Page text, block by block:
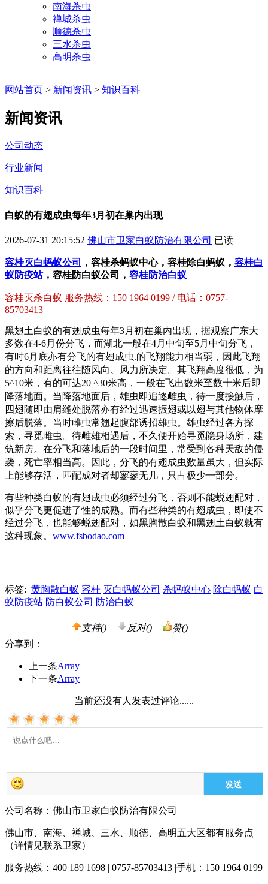
南海杀虫
禅城杀虫
顺德杀虫
三水杀虫
高明杀虫
网站首页 > 新闻资讯 > 知识百科
新闻资讯
公司动态
行业新闻
知识百科
白蚁的有翅成虫每年3月初在巢内出现
2026-07-31 20:15:52 佛山市卫家白蚁防治有限公司 已读
容桂灭白蚂蚁公司 ，容桂杀蚂蚁中心，容桂除白蚂蚁， 容桂白
蚁防疫站，容桂防白蚁公司， 容桂防治白蚁
容桂灭杀白蚁 服务热线：150 1964 0199 / 电话：0757-
85703413
黑翅土白蚁的有翅成虫每年3月初在巢内出现，据观察广东大
多数在4-6月份分飞，而湖北一般在4月中旬至5月中旬分飞，
有时6月底亦有分飞的有翅成虫.的飞翔能力相当弱，因此飞翔
的方向和距离往往随风向、风力所决定。其飞翔高度很低，为
5^10米，有的可达20 ^30米高，一般在飞出数米至数十米后即
降落地面。当降落地面后，雄虫即追逐雌虫，待一度接触后，
四翅随即由肩缝处脱落亦有经过迅速振翅或以翅与其他物体摩
擦后脱落。当时雌虫常翘起腹部诱招雄虫。雄虫经过各方探
索，寻觅雌虫。待雌雄相遇后，不久便开始寻觅隐身场所，建
筑新房。在分飞和落地后的一段时间里，常受到各种天敌的侵
袭，死亡率相当高。因此，分飞的有翅成虫数量虽大，但实际
上能够存活，匹配成对者却寥寥无几，只占极少一部分。
有些种类白蚁的有翅成虫必须经过分飞，否则不能蜕翅配对，
似乎分飞更促进了性的成熟。而有些种类的有翅成虫，即使不
经过分飞，也能够蜕翅配对，如黑胸散白蚁和黑翅土白蚁就有
这种现象。 www.fsbodao.com
标签: 黄胸散白蚁 容桂 灭白蚂蚁公司 杀蚂蚁中心 除白蚂蚁 白
蚁防疫站 防白蚁公司 防治白蚁
支持() 反对() 赞()
分享到：
上一条Array
下一条Array
当前还没有人发表过评论......
发送
公司名称：佛山市卫家白蚁防治有限公司
佛山市、南海、禅城、三水、顺德、高明五大区都有服务点
（详情见联系卫家）
服务热线：400 189 1698 | 0757-85703413 |手机：150 1964 0199